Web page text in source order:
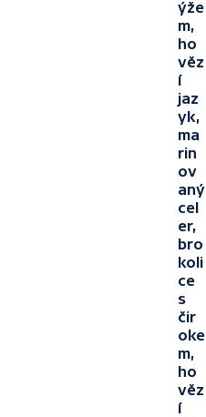
ýže
m,
ho
věz
í
jaz
yk,
ma
rin
ov
aný
cel
er,
bro
koli
ce
s
čir
oke
m,
ho
věz
í